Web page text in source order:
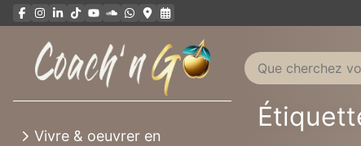
contenu
Vivre & oeuvrer en